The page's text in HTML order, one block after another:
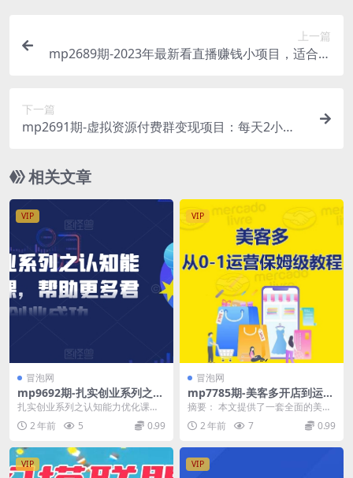
上一篇
mp2689期-2023年最新看直播赚钱小项目，适合宝
月入过千)
下一篇
mp2691期-虚拟资源付费群变现项目：每天2小
取每日300-1000+收入虚拟资源付费群变现项目详
解)
相关文章
VIP
冒泡网
mp9692期-扎实创业系列之认
知能力优化课，帮助更多君子
创业成功
扎实创业系列之认知能力优化课，
帮助更多君子创业成功 课程内容：
00.引言.mp...
2 年前 5 0.99
VIP
冒泡网
mp7785期-​美客多开店到运营
0-1全方位实操讲解，保姆式
带你快速入门到精通
摘要： 本文提供了一套全面的美客
多电商平台从开店到运营的实操讲
解，旨在帮助新手商...
2 年前 7 0.99
VIP VIP